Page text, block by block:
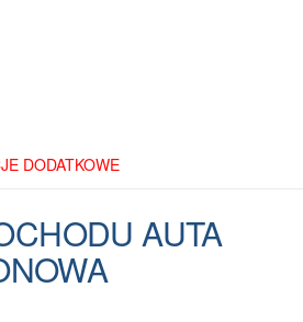
DODATKOWE
AUTA